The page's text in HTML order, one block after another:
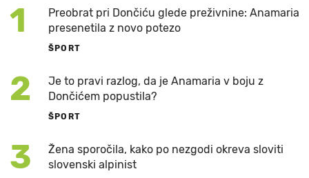
1
Preobrat pri Dončiću glede preživnine: Anamaria
presenetila z novo potezo
ŠPORT
2
Je to pravi razlog, da je Anamaria v boju z
Dončićem popustila?
ŠPORT
3
Žena sporočila, kako po nezgodi okreva sloviti
slovenski alpinist